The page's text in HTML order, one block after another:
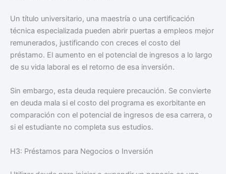
Un título universitario, una maestría o una certificación
técnica especializada pueden abrir puertas a empleos mejor
remunerados, justificando con creces el costo del
préstamo. El aumento en el potencial de ingresos a lo largo
de su vida laboral es el retorno de esa inversión.
Sin embargo, esta deuda requiere precaución. Se convierte
en deuda mala si el costo del programa es exorbitante en
comparación con el potencial de ingresos de esa carrera, o
si el estudiante no completa sus estudios.
H3: Préstamos para Negocios o Inversión